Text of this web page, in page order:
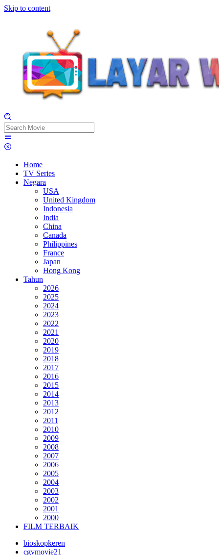
Skip to content
Home
TV Series
Negara
USA
United Kingdom
Indonesia
India
China
Canada
Philippines
France
Japan
Hong Kong
Tahun
2026
2025
2024
2023
2022
2021
2020
2019
2018
2017
2016
2015
2014
2013
2012
2011
2010
2009
2008
2007
2006
2005
2004
2003
2002
2001
2000
FILM TERBAIK
bioskopkeren
cgvmovie21